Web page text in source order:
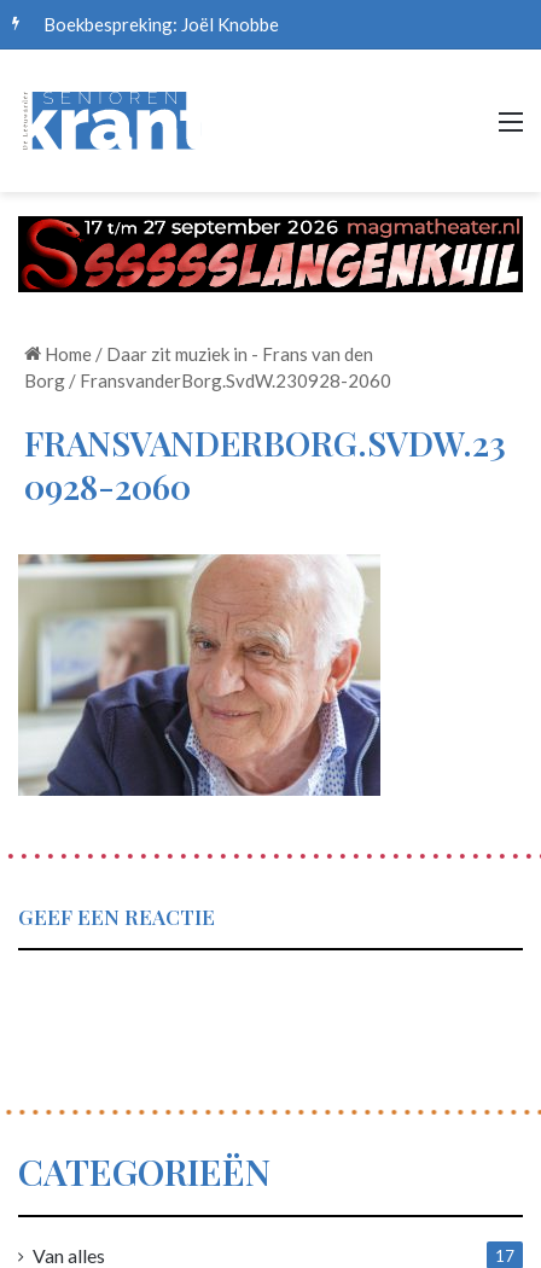
Boekbespreking: Joël Knobbe
Home / Daar zit muziek in - Frans van den
Borg / FransvanderBorg.SvdW.230928-2060
FRANSVANDERBORG.SVDW.23
0928-2060
GEEF EEN REACTIE
CATEGORIEËN
Van alles
17